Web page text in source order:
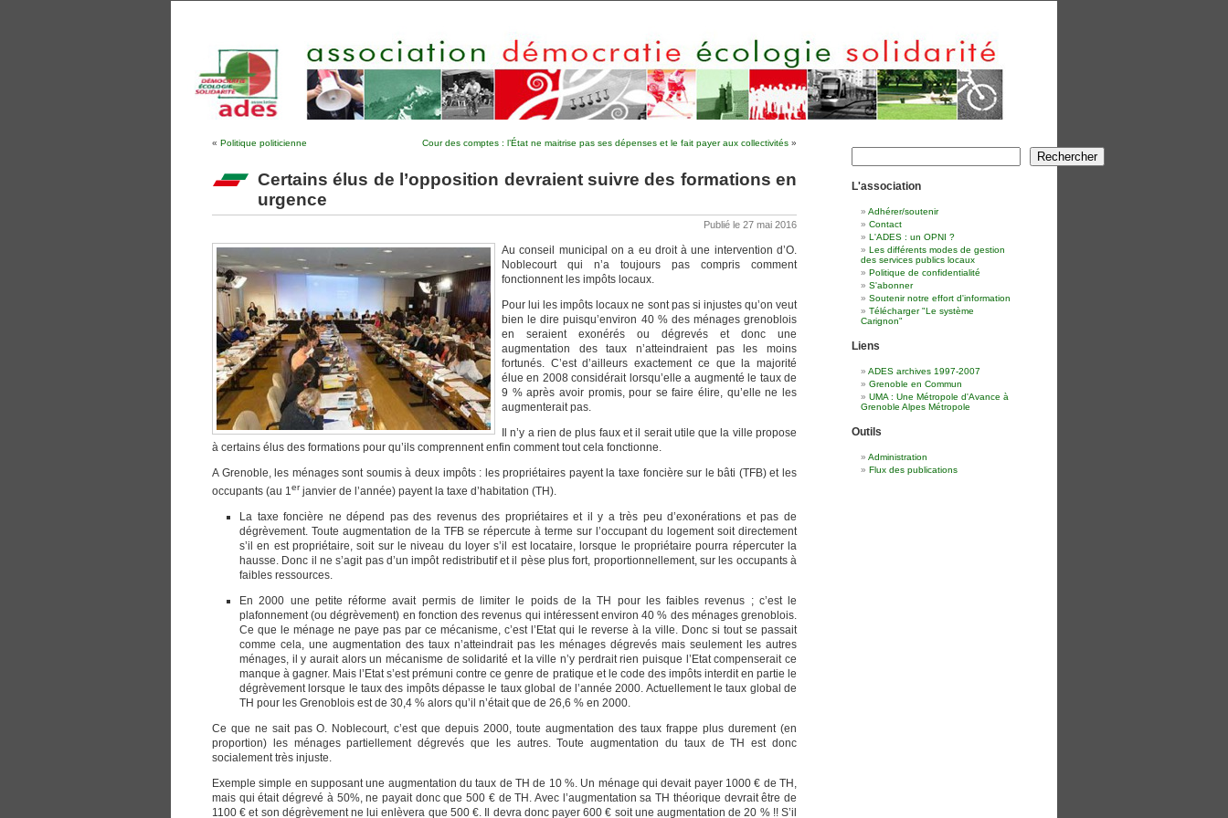
« Politique politicienne Cour des comptes : l’État ne maitrise pas ses dépenses et le fait payer aux collectivités »
Certains élus de l’opposition devraient suivre des formations en
urgence
Publié le 27 mai 2016
Au conseil municipal on a eu droit à une intervention d’O.
Noblecourt qui n’a toujours pas compris comment
fonctionnent les impôts locaux.
Pour lui les impôts locaux ne sont pas si injustes qu’on veut
bien le dire puisqu’environ 40 % des ménages grenoblois
en seraient exonérés ou dégrevés et donc une
augmentation des taux n’atteindraient pas les moins
fortunés. C’est d’ailleurs exactement ce que la majorité
élue en 2008 considérait lorsqu’elle a augmenté le taux de
9 % après avoir promis, pour se faire élire, qu’elle ne les
augmenterait pas.
Il n’y a rien de plus faux et il serait utile que la ville propose
à certains élus des formations pour qu’ils comprennent enfin comment tout cela fonctionne.
A Grenoble, les ménages sont soumis à deux impôts : les propriétaires payent la taxe foncière sur le bâti (TFB) et les
occupants (au 1er janvier de l’année) payent la taxe d’habitation (TH).
La taxe foncière ne dépend pas des revenus des propriétaires et il y a très peu d’exonérations et pas de
dégrèvement. Toute augmentation de la TFB se répercute à terme sur l’occupant du logement soit directement
s’il en est propriétaire, soit sur le niveau du loyer s’il est locataire, lorsque le propriétaire pourra répercuter la
hausse. Donc il ne s’agit pas d’un impôt redistributif et il pèse plus fort, proportionnellement, sur les occupants à
faibles ressources.
En 2000 une petite réforme avait permis de limiter le poids de la TH pour les faibles revenus ; c’est le
plafonnement (ou dégrèvement) en fonction des revenus qui intéressent environ 40 % des ménages grenoblois.
Ce que le ménage ne paye pas par ce mécanisme, c’est l’Etat qui le reverse à la ville. Donc si tout se passait
comme cela, une augmentation des taux n’atteindrait pas les ménages dégrevés mais seulement les autres
ménages, il y aurait alors un mécanisme de solidarité et la ville n’y perdrait rien puisque l’Etat compenserait ce
manque à gagner. Mais l’Etat s’est prémuni contre ce genre de pratique et le code des impôts interdit en partie le
dégrèvement lorsque le taux des impôts dépasse le taux global de l’année 2000. Actuellement le taux global de
TH pour les Grenoblois est de 30,4 % alors qu’il n’était que de 26,6 % en 2000.
Ce que ne sait pas O. Noblecourt, c’est que depuis 2000, toute augmentation des taux frappe plus durement (en
proportion) les ménages partiellement dégrevés que les autres. Toute augmentation du taux de TH est donc
socialement très injuste.
Exemple simple en supposant une augmentation du taux de TH de 10 %. Un ménage qui devait payer 1000 € de TH,
mais qui était dégrevé à 50%, ne payait donc que 500 € de TH. Avec l’augmentation sa TH théorique devrait être de
1100 € et son dégrèvement ne lui enlèvera que 500 €. Il devra donc payer 600 € soit une augmentation de 20 % !! S’il
Rechercher Rechercher
L'association
Adhérer/soutenir
Contact
L'ADES : un OPNI ?
Les différents modes de gestion
des services publics locaux
Politique de confidentialité
S'abonner
Soutenir notre effort d'information
Télécharger "Le système
Carignon"
Liens
ADES archives 1997-2007
Grenoble en Commun
UMA : Une Métropole d'Avance à
Grenoble Alpes Métropole
Outils
Administration
Flux des publications